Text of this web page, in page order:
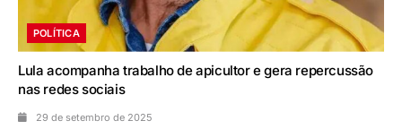
POLÍTICA
Lula acompanha trabalho de apicultor e gera repercussão
nas redes sociais
29 de setembro de 2025